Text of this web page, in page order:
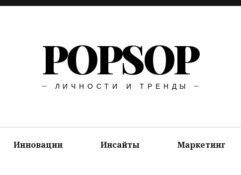
POPSOP
ЛИЧНОСТИ И ТРЕНДЫ
Инновации Инсайты Маркетинг